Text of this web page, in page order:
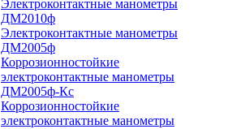
Электроконтактные манометры
ДМ2010ф
Электроконтактные манометры
ДМ2005ф
Коррозионностойкие
электроконтактные манометры
ДМ2005ф-Кс
Коррозионностойкие
электроконтактные манометры